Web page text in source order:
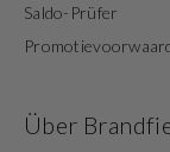
Saldo-Prüfer
Über